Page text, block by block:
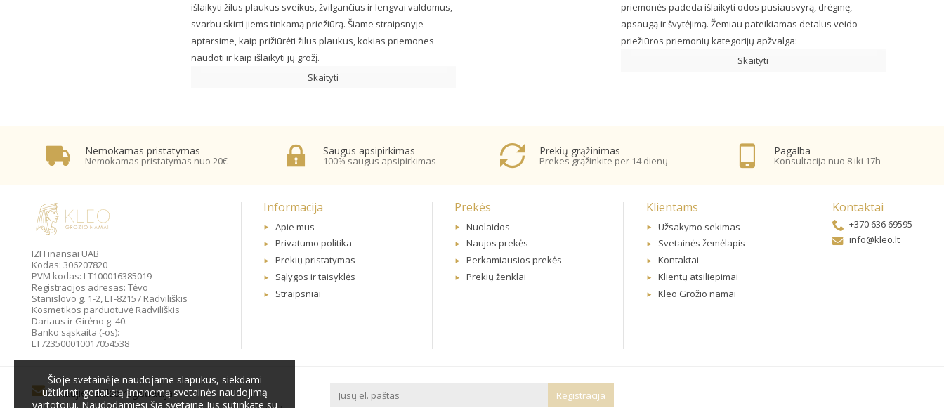
išlaikyti žilus plaukus sveikus, žvilgančius ir lengvai valdomus,
svarbu skirti jiems tinkamą priežiūrą. Šiame straipsnyje
aptarsime, kaip prižiūrėti žilus plaukus, kokias priemones
naudoti ir kaip išlaikyti jų grožį.
Skaityti
priemonės padeda išlaikyti odos pusiausvyrą, drėgmę,
apsaugą ir švytėjimą. Žemiau pateikiamas detalus veido
priežiūros priemonių kategorijų apžvalga:
Skaityti
Nemokamas pristatymas
Nemokamas pristatymas nuo 20€
Saugus apsipirkimas
100% saugus apsipirkimas
Prekių grąžinimas
Prekes grąžinkite per 14 dienų
Pagalba
Konsultacija nuo 8 iki 17h
IZI Finansai UAB
Kodas: 306207820
PVM kodas: LT100016385019
Registracijos adresas: Tėvo
Stanislovo g. 1-2, LT-82157 Radviliškis
Kosmetikos parduotuvė Radviliškis
Dariaus ir Girėno g. 40.
Banko sąskaita (-os):
LT723500010017054538
Informacija
Apie mus
Privatumo politika
Prekių pristatymas
Sąlygos ir taisyklės
Straipsniai
Prekės
Nuolaidos
Naujos prekės
Perkamiausios prekės
Prekių ženklai
Klientams
Užsakymo sekimas
Svetainės žemėlapis
Kontaktai
Klientų atsiliepimai
Kleo Grožio namai
Kontaktai
+370 636 69595
info@kleo.lt
Šioje svetainėje naudojame slapukus, siekdami
užtikrinti geriausią įmanomą svetainės naudojimą
vartotojui. Naudodamiesi šia svetaine Jūs sutinkate su
Naujienlaiškio registracija